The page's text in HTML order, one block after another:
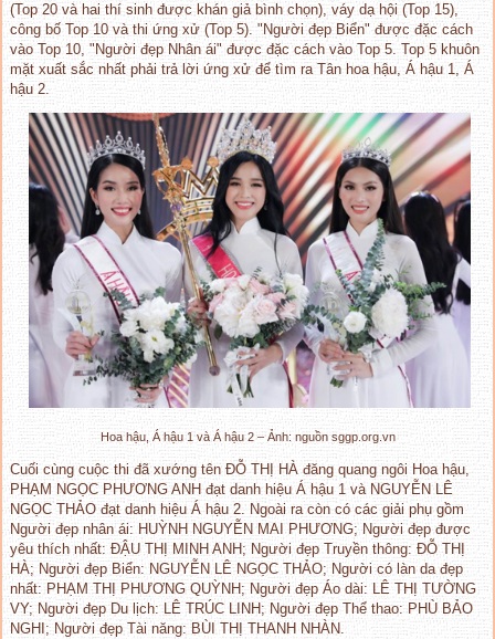
(Top 20 và hai thí sinh được khán giả bình chọn), váy dạ hội (Top 15),
công bố Top 10 và thi ứng xử (Top 5). "Người đẹp Biển" được đặc cách
vào Top 10, "Người đẹp Nhân ái" được đặc cách vào Top 5. Top 5 khuôn
mặt xuất sắc nhất phải trả lời ứng xử để tìm ra Tân hoa hậu, Á hậu 1, Á
hậu 2.
Hoa hậu, Á hậu 1 và Á hậu 2 – Ảnh: nguồn sggp.org.vn
Cuối cùng cuộc thi đã xướng tên ĐỖ THỊ HÀ đăng quang ngôi Hoa hậu,
PHẠM NGỌC PHƯƠNG ANH đạt danh hiệu Á hậu 1 và NGUYỄN LÊ
NGỌC THẢO đạt danh hiệu Á hậu 2. Ngoài ra còn có các giải phụ gồm
Người đẹp nhân ái: HUỲNH NGUYỄN MAI PHƯƠNG; Người đẹp được
yêu thích nhất: ĐẬU THỊ MINH ANH; Người đẹp Truyền thông: ĐỖ THỊ
HÀ; Người đẹp Biển: NGUYỄN LÊ NGỌC THẢO; Người có làn da đẹp
nhất: PHẠM THỊ PHƯƠNG QUỲNH; Người đẹp Áo dài: LÊ THỊ TƯỜNG
VY; Người đẹp Du lịch: LÊ TRÚC LINH; Người đẹp Thể thao: PHÙ BẢO
NGHI; Người đẹp Tài năng: BÙI THỊ THANH NHÀN.